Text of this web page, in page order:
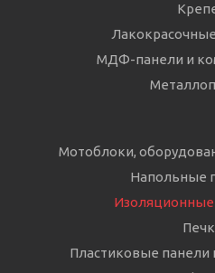
МДФ-панели и
Мотоблоки,
Напольные
Пластиковые